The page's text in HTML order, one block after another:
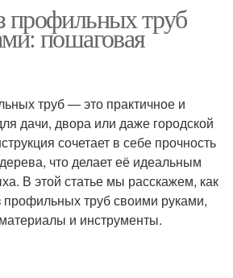
профильных труб
пошаговая
труб — это практичное и
дачи, двора или даже городской
сочетает в себе прочность
что делает её идеальным
В этой статье мы расскажем, как
профильных труб своими руками,
и инструменты.